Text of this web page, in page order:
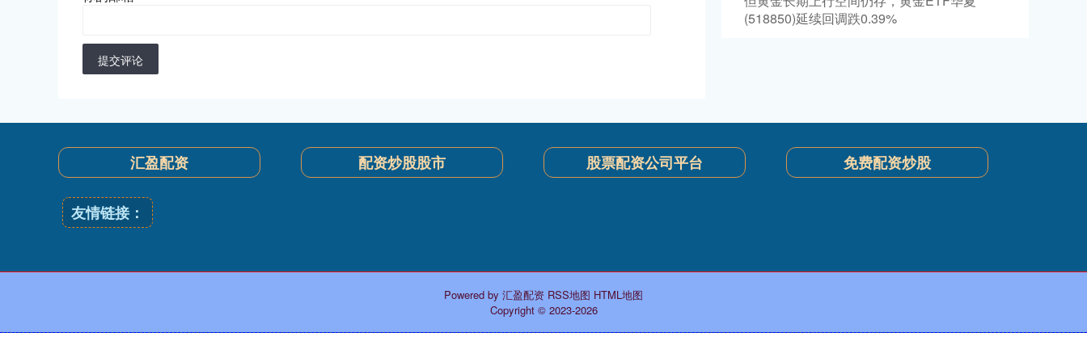
提交评论
(518850)延续回调跌0.39%
汇盈配资 配资炒股股市 股票配资公司平台 免费配资炒股
友情链接：
Powered by 汇盈配资 RSS地图 HTML地图
Copyright © 2023-2026